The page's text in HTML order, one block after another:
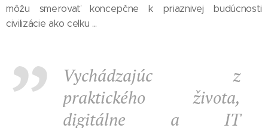
môžu smerovať koncepčne k priaznivej budúcnosti
civilizácie ako celku ...
Vychádzajúc z
praktického života,
digitálne a IT